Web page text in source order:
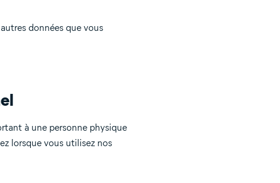
données que vous
à une personne physique
lorsque vous utilisez nos